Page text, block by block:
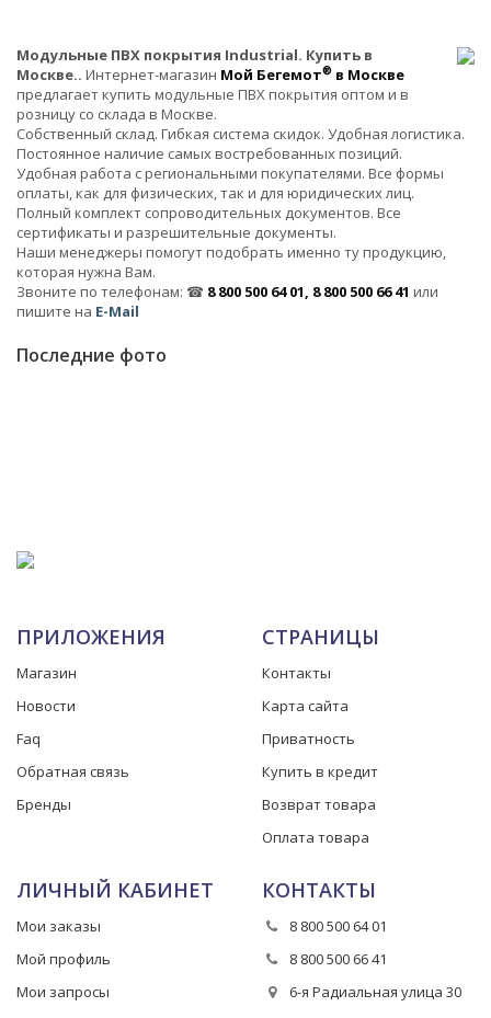
Модульные ПВХ покрытия Industrial. Купить в
Москве.. Интернет-магазин Мой Бегемот® в Москве
предлагает купить модульные ПВХ покрытия оптом и в
розницу со склада в Москве.
Собственный склад. Гибкая система скидок. Удобная логистика.
Постоянное наличие самых востребованных позиций.
Удобная работа с региональными покупателями. Все формы
оплаты, как для физических, так и для юридических лиц.
Полный комплект сопроводительных документов. Все
сертификаты и разрешительные документы.
Наши менеджеры помогут подобрать именно ту продукцию,
которая нужна Вам.
Звоните по телефонам: ☎ 8 800 500 64 01, 8 800 500 66 41 или
пишите на E-Mail
Последние фото
ПРИЛОЖЕНИЯ
Магазин
Новости
Faq
Обратная связь
Бренды
СТРАНИЦЫ
Контакты
Карта сайта
Приватность
Купить в кредит
Возврат товара
Оплата товара
ЛИЧНЫЙ КАБИНЕТ
Мои заказы
Мой профиль
Мои запросы
КОНТАКТЫ
8 800 500 64 01
8 800 500 66 41
6-я Радиальная улица 30